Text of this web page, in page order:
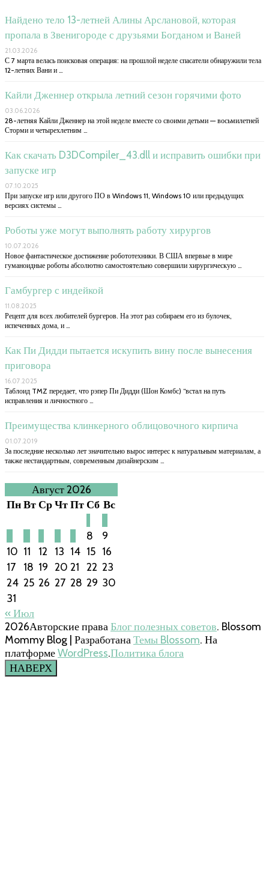
Найдено тело 13-летней Алины Арслановой, которая
пропала в Звенигороде с друзьями Богданом и Ваней
21.03.2026
С 7 марта велась поисковая операция: на прошлой неделе спасатели обнаружили тела
12-летних Вани и …
Кайли Дженнер открыла летний сезон горячими фото
03.06.2026
28-летняя Кайли Дженнер на этой неделе вместе со своими детьми — восьмилетней
Сторми и четырехлетним …
Как скачать D3DCompiler_43.dll и исправить ошибки при
запуске игр
07.10.2025
При запуске игр или другого ПО в Windows 11, Windows 10 или предыдущих
версиях системы …
Роботы уже могут выполнять работу хирургов
10.07.2026
Новое фантастическое достижение робототехники. В США впервые в мире
гуманоидные роботы абсолютно самостоятельно совершили хирургическую …
Гамбургер с индейкой
11.08.2025
Рецепт для всех любителей бургеров. На этот раз собираем его из булочек,
испеченных дома, и …
Как Пи Дидди пытается искупить вину после вынесения
приговора
16.07.2025
Таблоид TMZ передает, что рэпер Пи Дидди (Шон Комбс) “встал на путь
исправления и личностного …
Преимущества клинкерного облицовочного кирпича
01.07.2019
За последние несколько лет значительно вырос интерес к натуральным материалам, а
также нестандартным, современным дизайнерским …
Август 2026
ПнВтСрЧтПтСб Вс
8
9
10 11 12 13 14 15 16
17
18 19 20 21 22 23
24 25 26 27 28 29 30
31
« Июл
2026Авторские праваБлог полезных советов. Blossom
Mommy Blog | РазработанаТемы Blossom. На
платформеWordPress.Политика блога
НАВЕРХ